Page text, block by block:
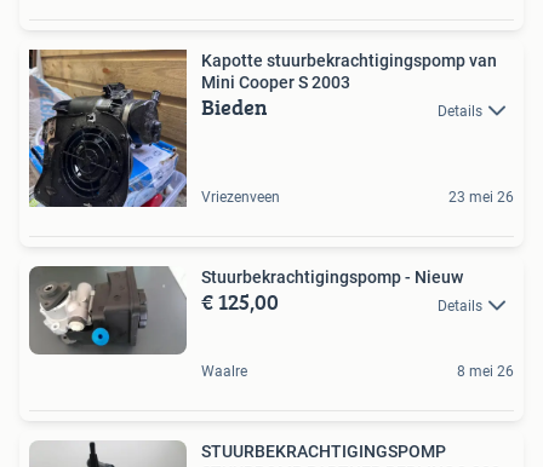
Kapotte stuurbekrachtigingspomp van
Mini Cooper S 2003
Bieden Details
Vriezenveen 23 mei 26
Stuurbekrachtigingspomp - Nieuw
€ 125,00 Details
Waalre 8 mei 26
STUURBEKRACHTIGINGSPOMP